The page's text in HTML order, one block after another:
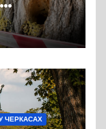
на
всохли
ЧЕРКАСАХ